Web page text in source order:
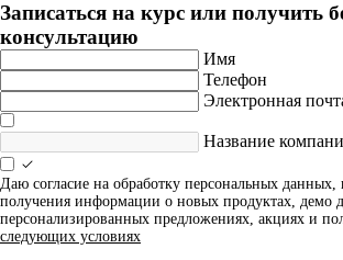
Записаться на курс или получить
консультацию
Имя
Телефон
Электронная
Название
Даю согласие на обработку персональных
получения информации о новых продуктах, демо
персонализированных предложениях, акциях и
следующих условиях